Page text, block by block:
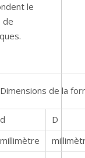
le
de
Dimensions de la
d
D
millimètre